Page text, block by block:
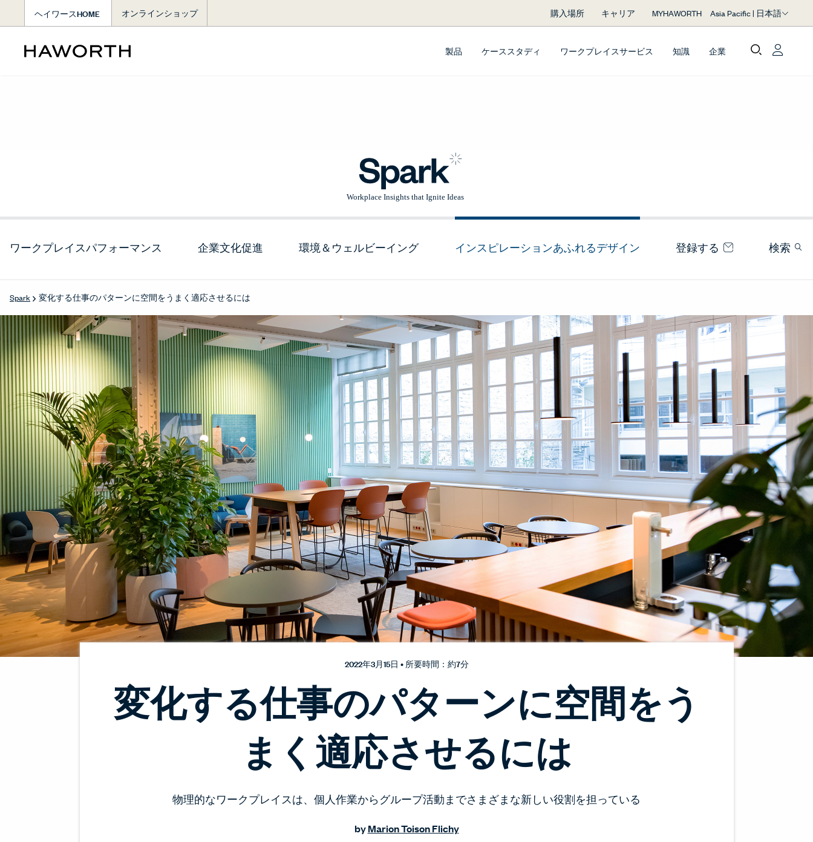
ヘイワースHOME オンラインショップ 購入場所 キャリア MYHAWORTH Asia Pacific | 日本語
製品 ケーススタディ ワークプレイスサービス 知識 企業
ワークプレイスパフォーマンス 企業文化促進 環境＆ウェルビーイング インスピレーションあふれるデザイン 登録する 検索
Spark 変化する仕事のパターンに空間をうまく適応させるには
2022年3月15日 • 所要時間：約7分
変化する仕事のパターンに空間をう
まく適応させるには
物理的なワークプレイスは、個人作業からグループ活動までさまざまな新しい役割を担っている
byMarion Toison Flichy